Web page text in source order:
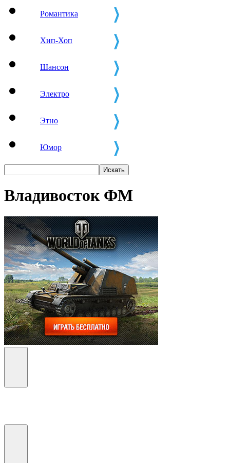
Романтика
Хип-Хоп
Шансон
Электро
Этно
Юмор
Владивосток ФМ